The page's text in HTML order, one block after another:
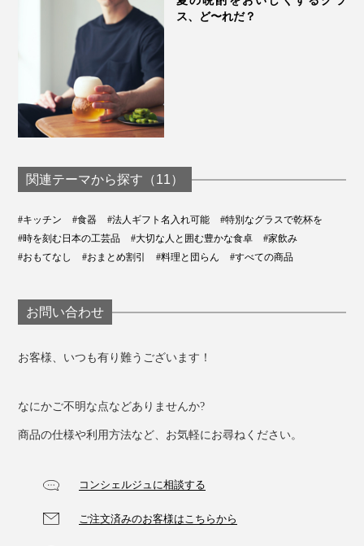
ス、ど〜れだ？
関連テーマから探す（11）
#キッチン #食器 #法人ギフト名入れ可能
#特別なグラスで乾杯を
#時を刻む日本の工芸品
#大切な人と囲む豊かな食卓
#家飲み
#おもてなし
#おまとめ割引 #料理と団らん #すべての商品
お問い合わせ
お客様、いつも有り難うございます！
なにかご不明な点などありませんか?
商品の仕様や利用方法など、お気軽にお尋ねください。
コンシェルジュに相談する
ご注文済みのお客様はこちらから